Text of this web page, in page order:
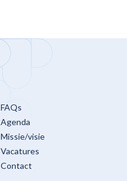
FAQs
Agenda
Missie/visie
Vacatures
Contact